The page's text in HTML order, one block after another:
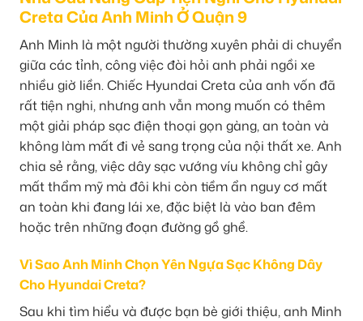
Creta Của Anh Minh Ở Quận 9
Anh Minh là một người thường xuyên phải di chuyển
giữa các tỉnh, công việc đòi hỏi anh phải ngồi xe
nhiều giờ liền. Chiếc Hyundai Creta của anh vốn đã
rất tiện nghi, nhưng anh vẫn mong muốn có thêm
một giải pháp sạc điện thoại gọn gàng, an toàn và
không làm mất đi vẻ sang trọng của nội thất xe. Anh
chia sẻ rằng, việc dây sạc vướng víu không chỉ gây
mất thẩm mỹ mà đôi khi còn tiềm ẩn nguy cơ mất
an toàn khi đang lái xe, đặc biệt là vào ban đêm
hoặc trên những đoạn đường gồ ghề.
Vì Sao Anh Minh Chọn Yên Ngựa Sạc Không Dây
Cho Hyundai Creta?
Sau khi tìm hiểu và được bạn bè giới thiệu, anh Minh